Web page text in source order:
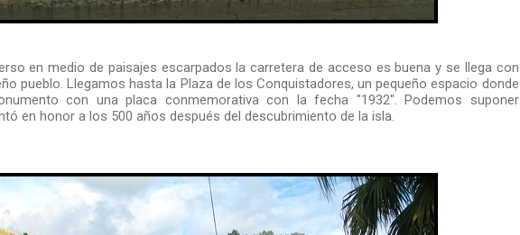
en medio de paisajes escarpados la carretera de acceso es buena y se llega con
pueblo. Llegamos hasta la Plaza de los Conquistadores, un pequeño espacio donde
con una placa conmemorativa con la fecha "1932". Podemos suponer
en honor a los 500 años después del descubrimiento de la isla.